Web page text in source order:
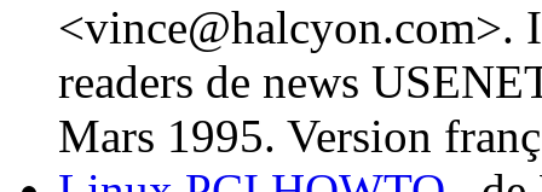
<vince@halcyon.com>.
readers de news
Mars 1995. Version